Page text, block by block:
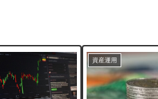
資産運用